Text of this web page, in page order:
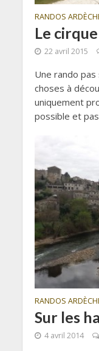
RANDOS
Le
22 avril 2015
Une rando pas
choses à
uniquement
possible et
RANDOS
Sur les
4 avril 2014